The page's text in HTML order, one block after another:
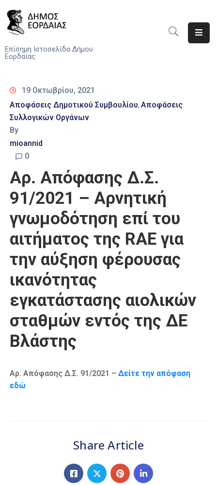
Επίσημη Ιστοσελίδα Δήμου
Εορδαίας
Υπηρεσίες
Του
Δήμου
Αποφάσεις
19 Οκτωβρίου, 2021
Αποφάσεις Δημοτικού Συμβουλίου‚Αποφάσεις
Συλλογικών Οργάνων
By
mioannid
0
Αρ. Απόφασης Δ.Σ.
91/2021 – Αρνητική
γνωμοδότηση επί του
αιτήματος της RAE για
την αύξηση φέρουσας
ικανότητας
εγκατάστασης αιολικών
σταθμών εντός της ΔΕ
Βλάστης
Αρ. Απόφασης Δ.Σ. 91/2021 – Δείτε την απόφαση
εδώ
Share Article